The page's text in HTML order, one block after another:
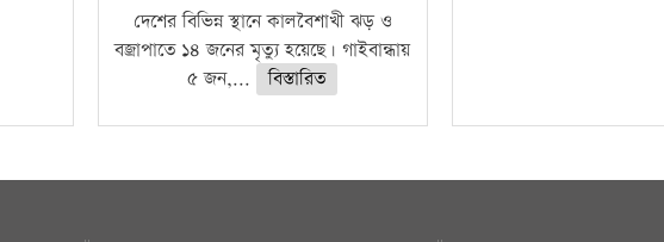
দেশের বিভিন্ন স্থানে কালবৈশাখী ঝড় ও
বজ্রাপাতে ১৪ জনের মৃত্যু হয়েছে। গাইবান্ধায়
৫ জন,...
বিস্তারিত